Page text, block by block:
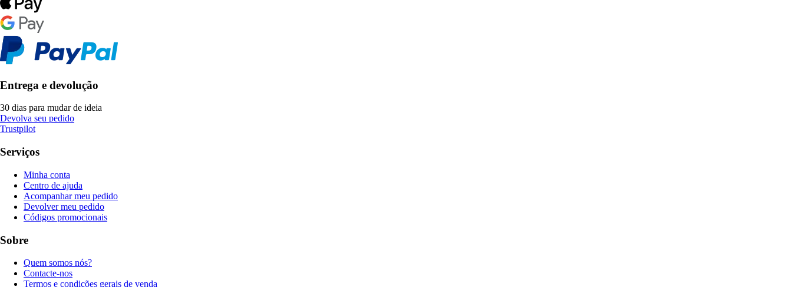
Entrega e devolução
30 dias para mudar de ideia
Devolva seu pedido
Trustpilot
Serviços
Minha conta
Centro de ajuda
Acompanhar meu pedido
Devolver meu pedido
Códigos promocionais
Sobre
Quem somos nós?
Contacte-nos
Termos e condições gerais de venda